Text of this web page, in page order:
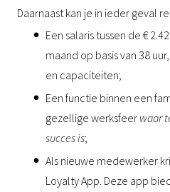
Daarnaast kan je in ieder geval
Een salaris tussen de €
maand op basis van 38
en capaciteiten;
Een functie binnen een
gezellige werksfeer waar
succes is;
Als nieuwe medewerker
Loyalty App. Deze app